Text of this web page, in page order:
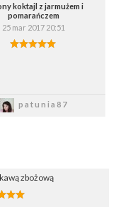
koktajl z jarmużem i
pomarańczem
25 mar 2017 20:51
patunia87
Zapisz
zbożową